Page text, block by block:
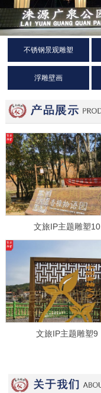
不锈钢景观雕塑
浮雕壁画
文旅IP主题雕塑10
文旅IP主题雕塑9